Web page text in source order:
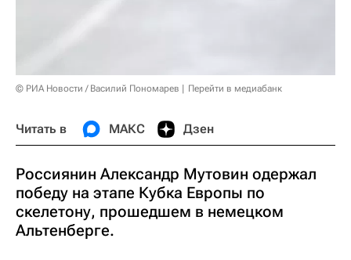
© РИА Новости / Василий Пономарев Перейти в медиабанк
Читать в МАКС Дзен
Россиянин Александр Мутовин одержал
победу на этапе Кубка Европы по
скелетону, прошедшем в немецком
Альтенберге.